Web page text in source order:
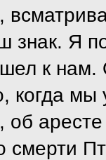
знак. Я
к
когда мы
смерти